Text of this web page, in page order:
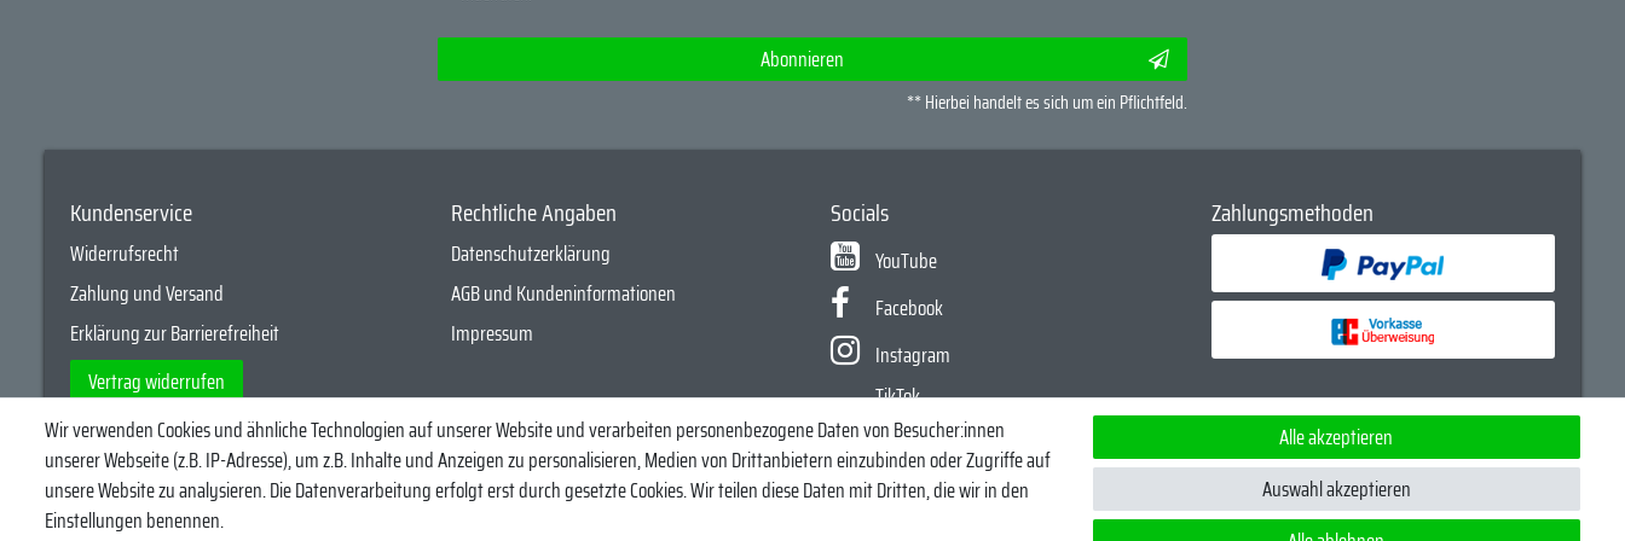
Abonnieren
** Hierbei handelt es sich um ein Pflichtfeld.
Kundenservice
Widerrufsrecht
Zahlung und Versand
Erklärung zur Barrierefreiheit
Vertrag widerrufen
Rechtliche Angaben
Datenschutzerklärung
AGB und Kundeninformationen
Impressum
Socials
YouTube
Facebook
Instagram
TikTok
Zahlungsmethoden
Egal ob Barsch, Hecht, Zander und Co. - Riverfighters ist der Shop für Raubfischangler - Von Anglern für Angler
Wir verwenden Cookies und ähnliche Technologien auf unserer Website und verarbeiten personenbezogene Daten von Besucher:innen
unserer Webseite (z.B. IP-Adresse), um z.B. Inhalte und Anzeigen zu personalisieren, Medien von Drittanbietern einzubinden oder Zugriffe auf
unsere Website zu analysieren. Die Datenverarbeitung erfolgt erst durch gesetzte Cookies. Wir teilen diese Daten mit Dritten, die wir in den
Einstellungen benennen.
Alle akzeptieren
Auswahl akzeptieren